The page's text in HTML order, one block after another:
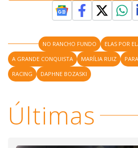
NO RANCHO FUNDO ELAS POR
A GRANDE CONQUISTA
MARÍLIA RUIZ
RACING
DAPHNE BOZASKI
Últimas